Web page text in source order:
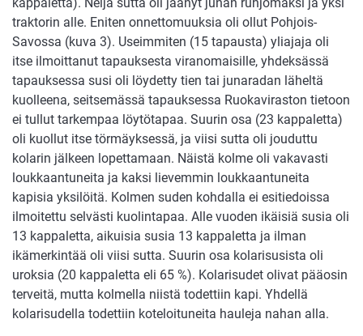
traktorin alle. Eniten onnettomuuksia oli ollut Pohjois-
Savossa (kuva 3). Useimmiten (15 tapausta) yliajaja oli
itse ilmoittanut tapauksesta viranomaisille, yhdeksässä
tapauksessa susi oli löydetty tien tai junaradan läheltä
kuolleena, seitsemässä tapauksessa Ruokaviraston tietoon
ei tullut tarkempaa löytötapaa. Suurin osa (23 kappaletta)
oli kuollut itse törmäyksessä, ja viisi sutta oli jouduttu
kolarin jälkeen lopettamaan. Näistä kolme oli vakavasti
loukkaantuneita ja kaksi lievemmin loukkaantuneita
kapisia yksilöitä. Kolmen suden kohdalla ei esitiedoissa
ilmoitettu selvästi kuolintapaa. Alle vuoden ikäisiä susia oli
13 kappaletta, aikuisia susia 13 kappaletta ja ilman
ikämerkintää oli viisi sutta. Suurin osa kolarisusista oli
uroksia (20 kappaletta eli 65 %). Kolarisudet olivat pääosin
terveitä, mutta kolmella niistä todettiin kapi. Yhdellä
kolarisudella todettiin koteloituneita hauleja nahan alla.